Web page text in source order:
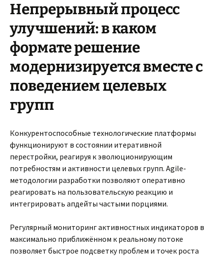
Непрерывный процесс
улучшений: в каком
формате решение
модернизируется вместе с
поведением целевых
групп
Конкурентоспособные технологические платформы
функционируют в состоянии итеративной
перестройки, реагируя к эволюционирующим
потребностям и активности целевых групп. Agile-
методологии разработки позволяют оперативно
реагировать на пользовательскую реакцию и
интегрировать апдейты частыми порциями.
Регулярный мониторинг активностных индикаторов в
максимально приближённом к реальному потоке
позволяет быстрое подсветку проблем и точек роста